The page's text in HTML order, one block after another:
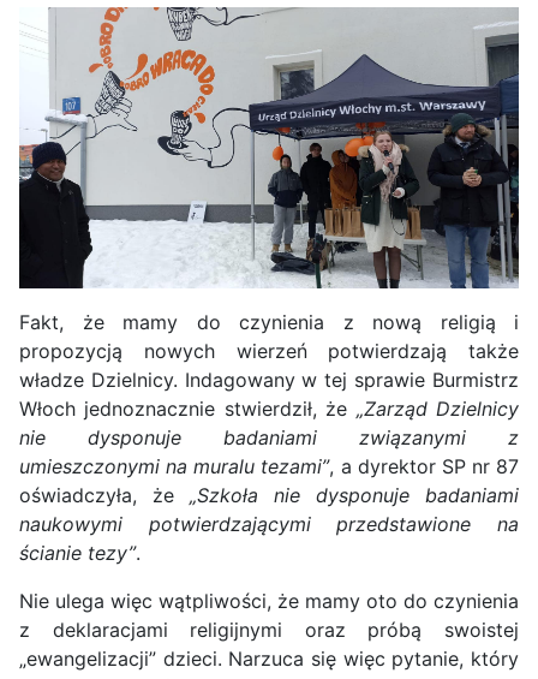
Fakt, że mamy do czynienia z nową religią i
propozycją nowych wierzeń potwierdzają także
władze Dzielnicy. Indagowany w tej sprawie Burmistrz
Włoch jednoznacznie stwierdził, że „Zarząd Dzielnicy
nie dysponuje badaniami związanymi z
umieszczonymi na muralu tezami”, a dyrektor SP nr 87
oświadczyła, że „Szkoła nie dysponuje badaniami
naukowymi potwierdzającymi przedstawione na
ścianie tezy”.
Nie ulega więc wątpliwości, że mamy oto do czynienia
z deklaracjami religijnymi oraz próbą swoistej
„ewangelizacji” dzieci. Narzuca się więc pytanie, który